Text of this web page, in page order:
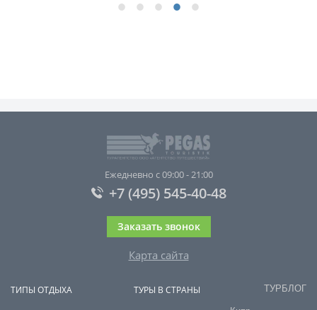
Ежедневно с 09:00 - 21:00
+7 (495) 545-40-48
Заказать звонок
Карта сайта
ТИПЫ ОТДЫХА ТУРЫ В СТРАНЫ ТУРБЛОГ